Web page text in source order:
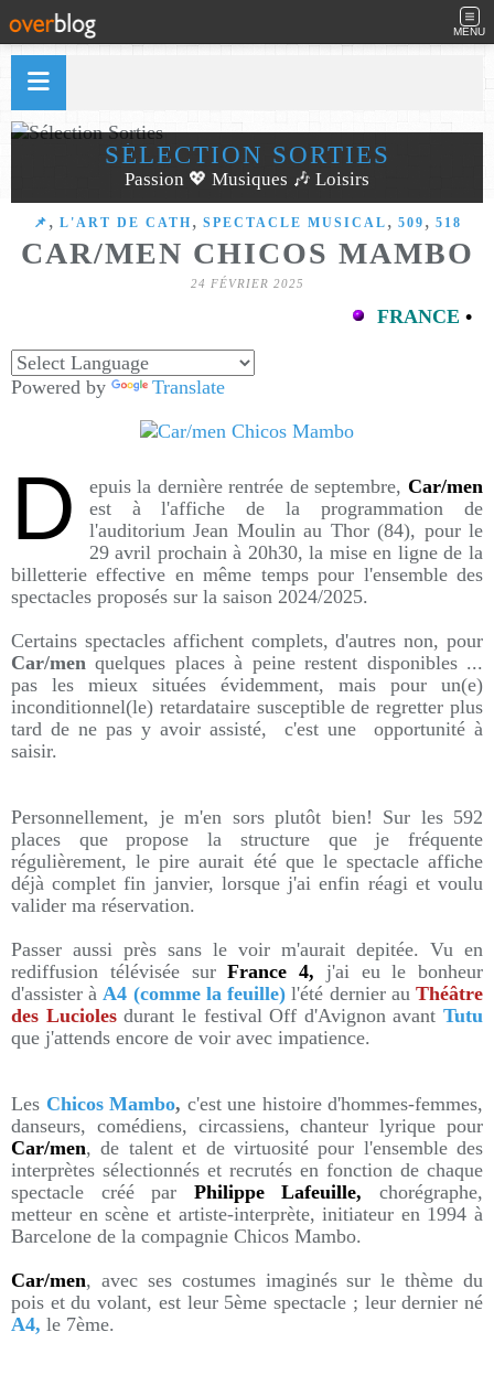
MENU
SÉLECTION SORTIES
Passion 💖 Musiques 🎶 Loisirs
​​​​​​​📌 , L'ART DE CATH , SPECTACLE MUSICAL , 509 , 518
CAR/MEN CHICOS MAMBO
24 FÉVRIER 2025
FRANCE •
Powered by Translate
D epuis la dernière rentrée de septembre, Car/men
est à l'affiche de la programmation de
l'auditorium Jean Moulin au Thor (84), pour le
29 avril prochain à 20h30, la mise en ligne de la
billetterie effective en même temps pour l'ensemble des
spectacles proposés sur la saison 2024/2025.
Certains spectacles affichent complets, d'autres non, pour
Car/men quelques places à peine restent disponibles ...
pas les mieux situées évidemment, mais pour un(e)
inconditionnel(le) retardataire susceptible de regretter plus
tard de ne pas y avoir assisté, c'est une opportunité à
saisir.
Personnellement, je m'en sors plutôt bien! Sur les 592
places que propose la structure que je fréquente
régulièrement, le pire aurait été que le spectacle affiche
déjà complet fin janvier, lorsque j'ai enfin réagi et voulu
valider ma réservation.
Passer aussi près sans le voir m'aurait depitée. Vu en
rediffusion télévisée surFrance 4, j'ai eu le bonheur
d'assister àA4 (comme la feuille) l'été dernier auThéâtre
des Luciolesdurant le festival Off d'Avignon avant Tutu
que j'attends encore de voir avec impatience.
Les Chicos Mambo, c'est une histoire d'hommes-femmes,
danseurs, comédiens, circassiens, chanteur lyrique pour
Car/men, de talent et de virtuosité pour l'ensemble des
interprètes sélectionnés et recrutés en fonction de chaque
spectacle créé par Philippe Lafeuille, chorégraphe,
metteur en scène et artiste-interprète, initiateur en 1994 à
Barcelone de la compagnie Chicos Mambo.
Car/men, avec ses costumes imaginés sur le thème du
pois et du volant, est leur 5ème spectacle ; leur dernier né
A4, le 7ème.